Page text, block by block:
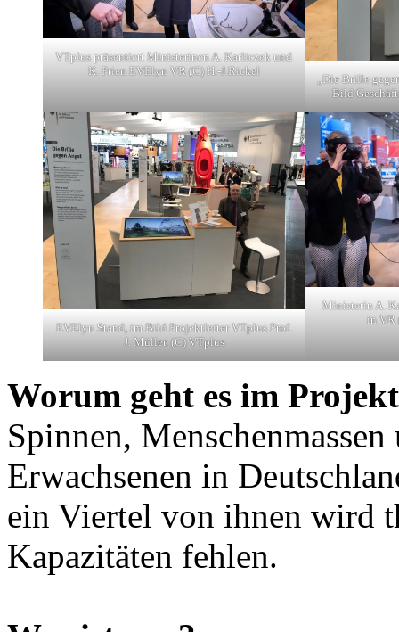
VTplus präsentiert Ministerinen A. Karliczek und
K. Prien EVElyn VR (C) H.-J.Rickel
„Die Brille
Bild
EVElyn Stand, im Bild Projektleiter VTplus Prof.
J. Müller. (C) VTplus
Ministerin A.
in VR
Worum geht es im
Spinnen,
Erwachsenen in
ein Viertel von ihnen wird
Kapazitäten fehlen.